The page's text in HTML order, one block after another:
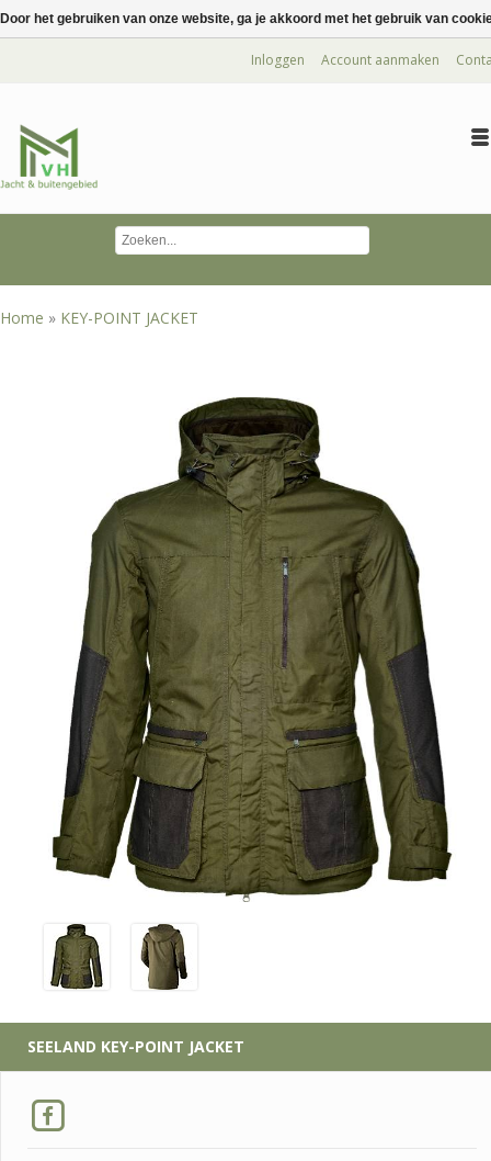
Inloggen Account aanmaken
Home » KEY-POINT JACKET
SEELAND KEY-POINT JACKET
Door het gebruiken van onze website, ga je akkoord met het gebruik van